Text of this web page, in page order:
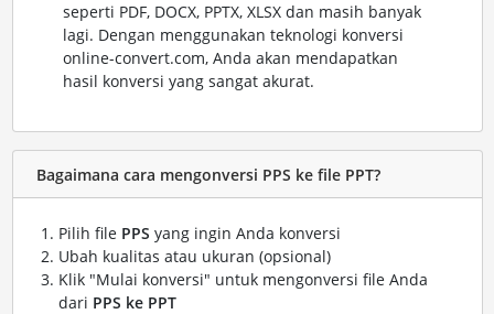
seperti PDF, DOCX, PPTX, XLSX dan masih banyak
lagi. Dengan menggunakan teknologi konversi
online-convert.com, Anda akan mendapatkan
hasil konversi yang sangat akurat.
Bagaimana cara mengonversi PPS ke file PPT?
Pilih file PPS yang ingin Anda konversi
Ubah kualitas atau ukuran (opsional)
Klik "Mulai konversi" untuk mengonversi file Anda
dari PPS ke PPT